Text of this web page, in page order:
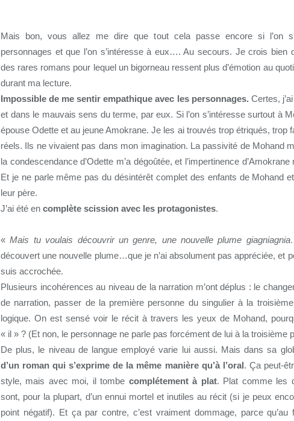
Mais bon, vous allez me dire que tout cela passe encore si l’on
personnages et que l’on s’intéresse à eux…. Au secours. Je crois bien
des rares romans pour lequel un bigorneau ressent plus d’émotion au
durant ma lecture.
Impossible de me sentir empathique avec les personnages. Certes,
et dans le mauvais sens du terme, par eux. Si l’on s’intéresse surtout à
épouse Odette et au jeune Amokrane. Je les ai trouvés trop étriqués, trop
réels. Ils ne vivaient pas dans mon imagination. La passivité de Mohand
la condescendance d’Odette m’a dégoûtée, et l’impertinence d’Amokrane
Et je ne parle même pas du désintérêt complet des enfants de Mohand
leur père.
J’ai été en complète scission avec les protagonistes.
«Mais tu voulais découvrir un genre, une nouvelle plume
découvert une nouvelle plume…que je n’ai absolument pas appréciée, et
suis accrochée.
Plusieurs incohérences au niveau de la narration m’ont déplus : le
de narration, passer de la première personne du singulier à la
logique. On est sensé voir le récit à travers les yeux de Mohand,
« il » ? (Et non, le personnage ne parle pas forcément de lui à la troisième
De plus, le niveau de langue employé varie lui aussi. Mais dans sa
d’un roman qui s’exprime de la même manière qu’à l’oral . Ça peut-
style, mais avec moi, il tombe complétement à plat. Plat comme les
sont, pour la plupart, d’un ennui mortel et inutiles au récit (si je peux
point négatif). Et ça par contre, c’est vraiment dommage, parce qu’au